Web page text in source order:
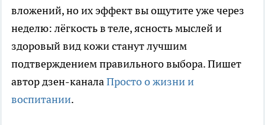
вложений, но их эффект вы ощутите уже через
неделю: лёгкость в теле, ясность мыслей и
здоровый вид кожи станут лучшим
подтверждением правильного выбора. Пишет
автор дзен-каналаПросто о жизни и
воспитании.